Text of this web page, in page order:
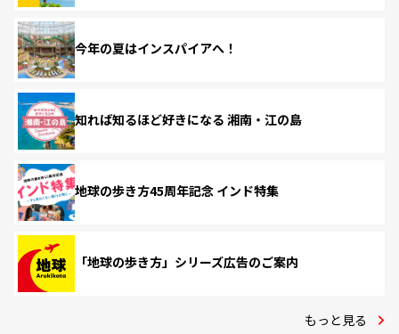
今年の夏はインスパイアへ！
知れば知るほど好きになる 湘南・江の島
地球の歩き方45周年記念 インド特集
「地球の歩き方」シリーズ広告のご案内
もっと見る